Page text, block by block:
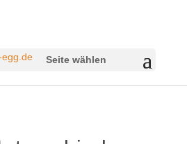
Seite wählen